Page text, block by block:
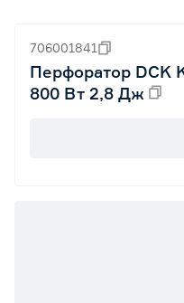
706001841
Перфоратор DCK
800 Вт 2,8 Дж